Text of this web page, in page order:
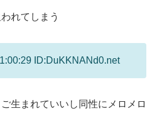
れてしまう
ID:DuKKNANd0.net
生まれていいし同性にメロメロ